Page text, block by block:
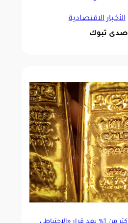
الأخبار الاقتصادية
صدى تبوك